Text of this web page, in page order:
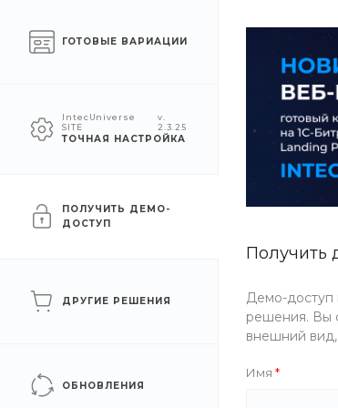
ГОТОВЫЕ ВАРИАЦИИ
IntecUniverse
SITE
v.
2.3.25
ТОЧНАЯ НАСТРОЙКА
ПОЛУЧИТЬ ДЕМО-
ДОСТУП
ДРУГИЕ РЕШЕНИЯ
ОБНОВЛЕНИЯ
Получить
Демо-доступ
решения. Вы
внешний вид,
Имя
Челябинск
КОМПАНИЯ
Условия доставки
Условия доставки
Условия доставки